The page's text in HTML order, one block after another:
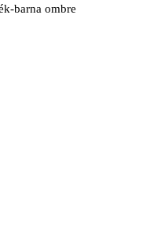
barna ombre